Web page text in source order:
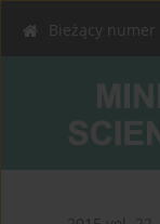
Bieżący numer